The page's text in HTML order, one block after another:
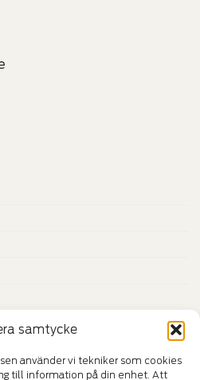
samtycke
använder vi tekniker som cookies
till information på din enhet. Att